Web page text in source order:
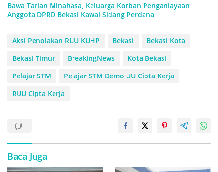
Bawa Tarian Minahasa, Keluarga Korban Penganiayaan
Anggota DPRD Bekasi Kawal Sidang Perdana
Aksi Penolakan RUU KUHP Bekasi
Bekasi Kota
Bekasi Timur
BreakingNews
Kota Bekasi
Pelajar STM
Pelajar STM Demo UU Cipta Kerja
RUU Cipta Kerja
Baca Juga